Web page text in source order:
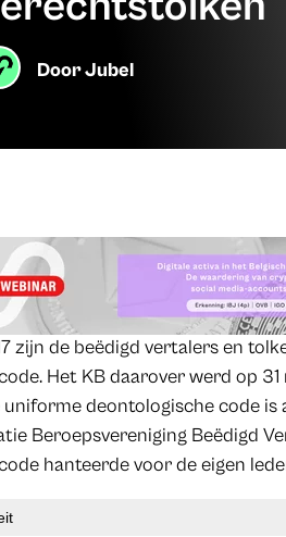
DoorJubel
zijn de beëdigd vertalers en
Het KB daarover werd op
uniforme deontologische code
Beroepsvereniging Beëdigd
hanteerde voor de eigen